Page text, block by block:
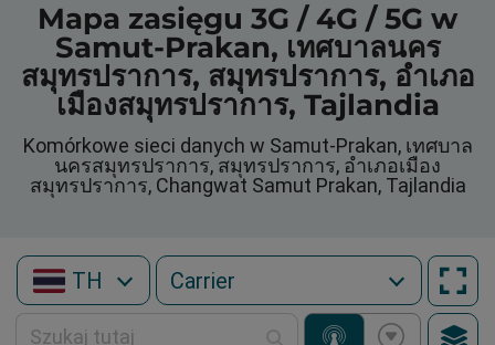
Mapa zasięgu 3G / 4G / 5G w
Samut-Prakan, เทศบาลนคร
สมุทรปราการ, สมุทรปราการ, อำเภอ
เมืองสมุทรปราการ, Tajlandia
Komórkowe sieci danych w Samut-Prakan, เทศบาล
นครสมุทรปราการ, สมุทรปราการ, อำเภอเมือง
สมุทรปราการ, Changwat Samut Prakan, Tajlandia
TH